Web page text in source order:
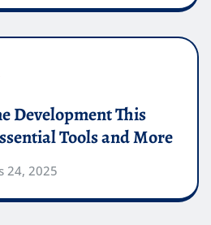
Development This
Tools and More
24, 2025